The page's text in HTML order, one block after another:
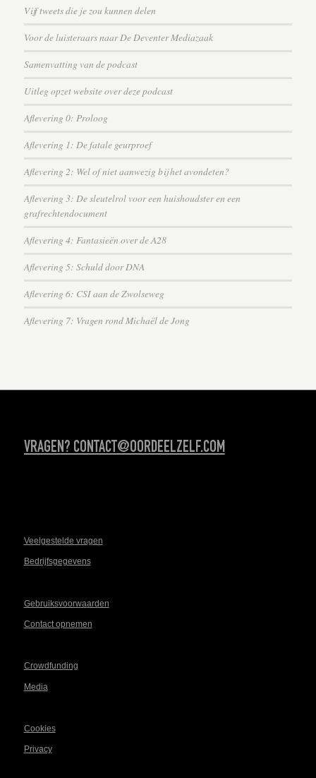
Vijf tweets die je zou kunnen delen
Voor de luisteraars naar De Deventer Mediazaak
Samenvatting van de podcast
Uitleg opzet website over deze podcast
Aflevering 0: Proloog
Aflevering 1: De fatale geurproef
Aflevering 2: Wel of niet aanwezig bij het avondeten?
Aflevering 3: De sleutelrol voor een huishoudster en een
grafrechtendocument
Aflevering 4: Fantasieën over de A28
Aflevering 5: Schuld door DNA
Aflevering 6: CSI aan de Zwolseweg
Aflevering 7: Vragen rond Michaël de Jong
VRAGEN? CONTACT@OORDEELZELF.COM
Veelgestelde vragen
Bedrijfsgegevens
Gebruiksvoorwaarden
Contact opnemen
Crowdfunding
Media
Cookies
Privacy